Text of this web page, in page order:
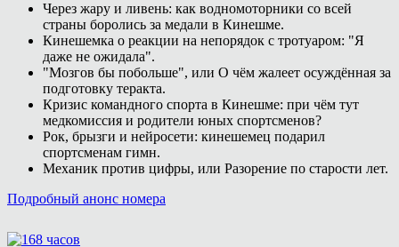
Через жару и ливень: как водномоторники со всей
страны боролись за медали в Кинешме.
Кинешемка о реакции на непорядок с тротуаром: "Я
даже не ожидала".
"Мозгов бы побольше", или О чём жалеет осуждённая за
подготовку теракта.
Кризис командного спорта в Кинешме: при чём тут
медкомиссия и родители юных спортсменов?
Рок, брызги и нейросети: кинешемец подарил
спортсменам гимн.
Механик против цифры, или Разорение по старости лет.
Подробный анонс номера